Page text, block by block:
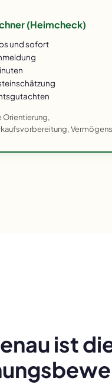
(Heimcheck)
und sofort
Orientierung,
ist